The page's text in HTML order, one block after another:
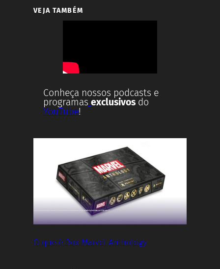
VEJA TAMBÉM
Conheça nossos podcasts e
programas exclusivos do
YouTube!
O que é Box Marvel Anthology